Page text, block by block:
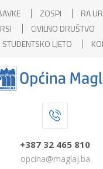
ZOSPI RA
CIVILNO DRUŠTVO
STUDENTSKO LJETO
+387 32 465 810
opcina@maglaj.ba